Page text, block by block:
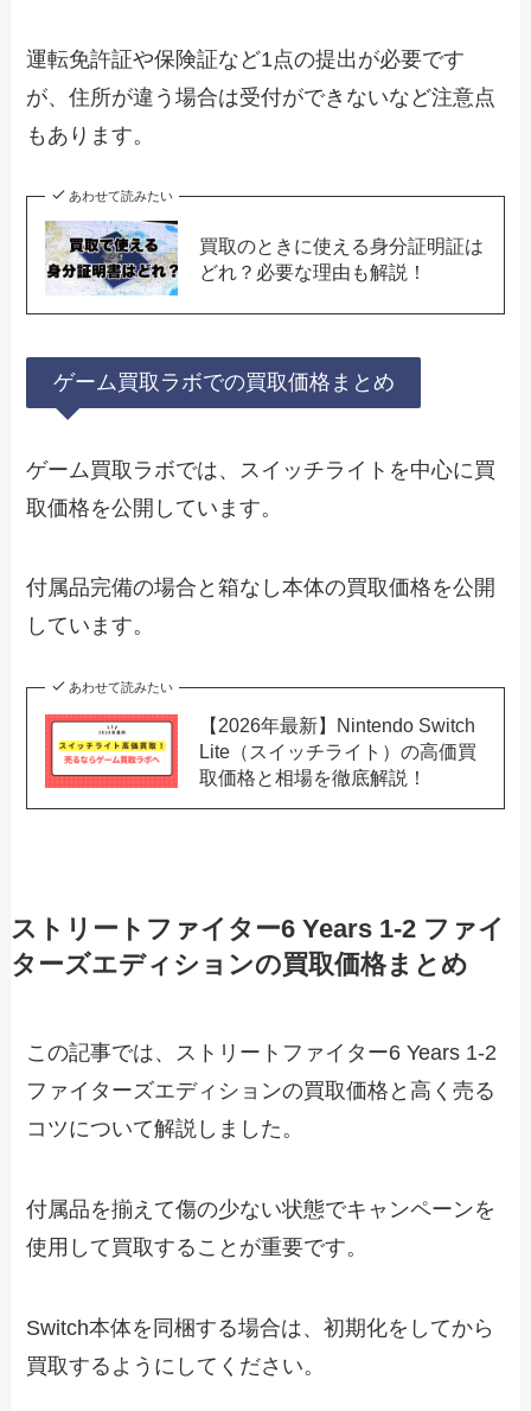
運転免許証や保険証など1点の提出が必要です
が、住所が違う場合は受付ができないなど注意点
もあります。
あわせて読みたい
買取のときに使える身分証明証は
どれ？必要な理由も解説！
ゲーム買取ラボでの買取価格まとめ
ゲーム買取ラボでは、スイッチライトを中心に買
取価格を公開しています。
付属品完備の場合と箱なし本体の買取価格を公開
しています。
あわせて読みたい
【2026年最新】Nintendo Switch
Lite（スイッチライト）の高価買
取価格と相場を徹底解説！
ストリートファイター6 Years 1-2 ファイ
ターズエディションの買取価格まとめ
この記事では、ストリートファイター6 Years 1-2
ファイターズエディションの買取価格と高く売る
コツについて解説しました。
付属品を揃えて傷の少ない状態でキャンペーンを
使用して買取することが重要です。
Switch本体を同梱する場合は、初期化をしてから
買取するようにしてください。